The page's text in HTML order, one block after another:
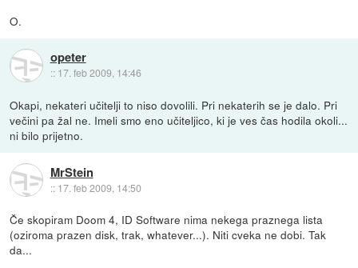
O.
opeter
:: 17. feb 2009, 14:46
Okapi, nekateri učitelji to niso dovolili. Pri nekaterih se je dalo. Pri
večini pa žal ne. Imeli smo eno učiteljico, ki je ves čas hodila okoli...
ni bilo prijetno.
MrStein
:: 17. feb 2009, 14:50
Če skopiram Doom 4, ID Software nima nekega praznega lista
(oziroma prazen disk, trak, whatever...). Niti cveka ne dobi. Tak
da...